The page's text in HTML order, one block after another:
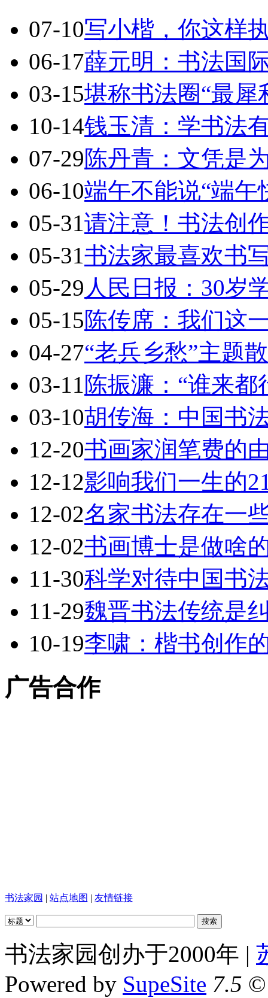
07-10写小楷，你这样
06-17薛元明：书法国
03-15堪称书法圈“最
10-14钱玉清：学书法
07-29陈丹青：文凭是
06-10端午不能说“端
05-31请注意！书法创
05-31书法家最喜欢书
05-29 人民日报：30岁
05-15陈传席：我们这
04-27“老兵乡愁”主题
03-11陈振濂：“谁来
03-10胡传海：中国书
12-20书画家润笔费的
12-12影响我们一生的
12-02名家书法存在一
12-02书画博士是做啥
11-30科学对待中国书
11-29魏晋书法传统是
10-19李啸：楷书创作
广告合作
书法家园 | 站点地图 | 友情链接
书法家园创办于2000年 |
Powered by SupeSite 7.5 ©